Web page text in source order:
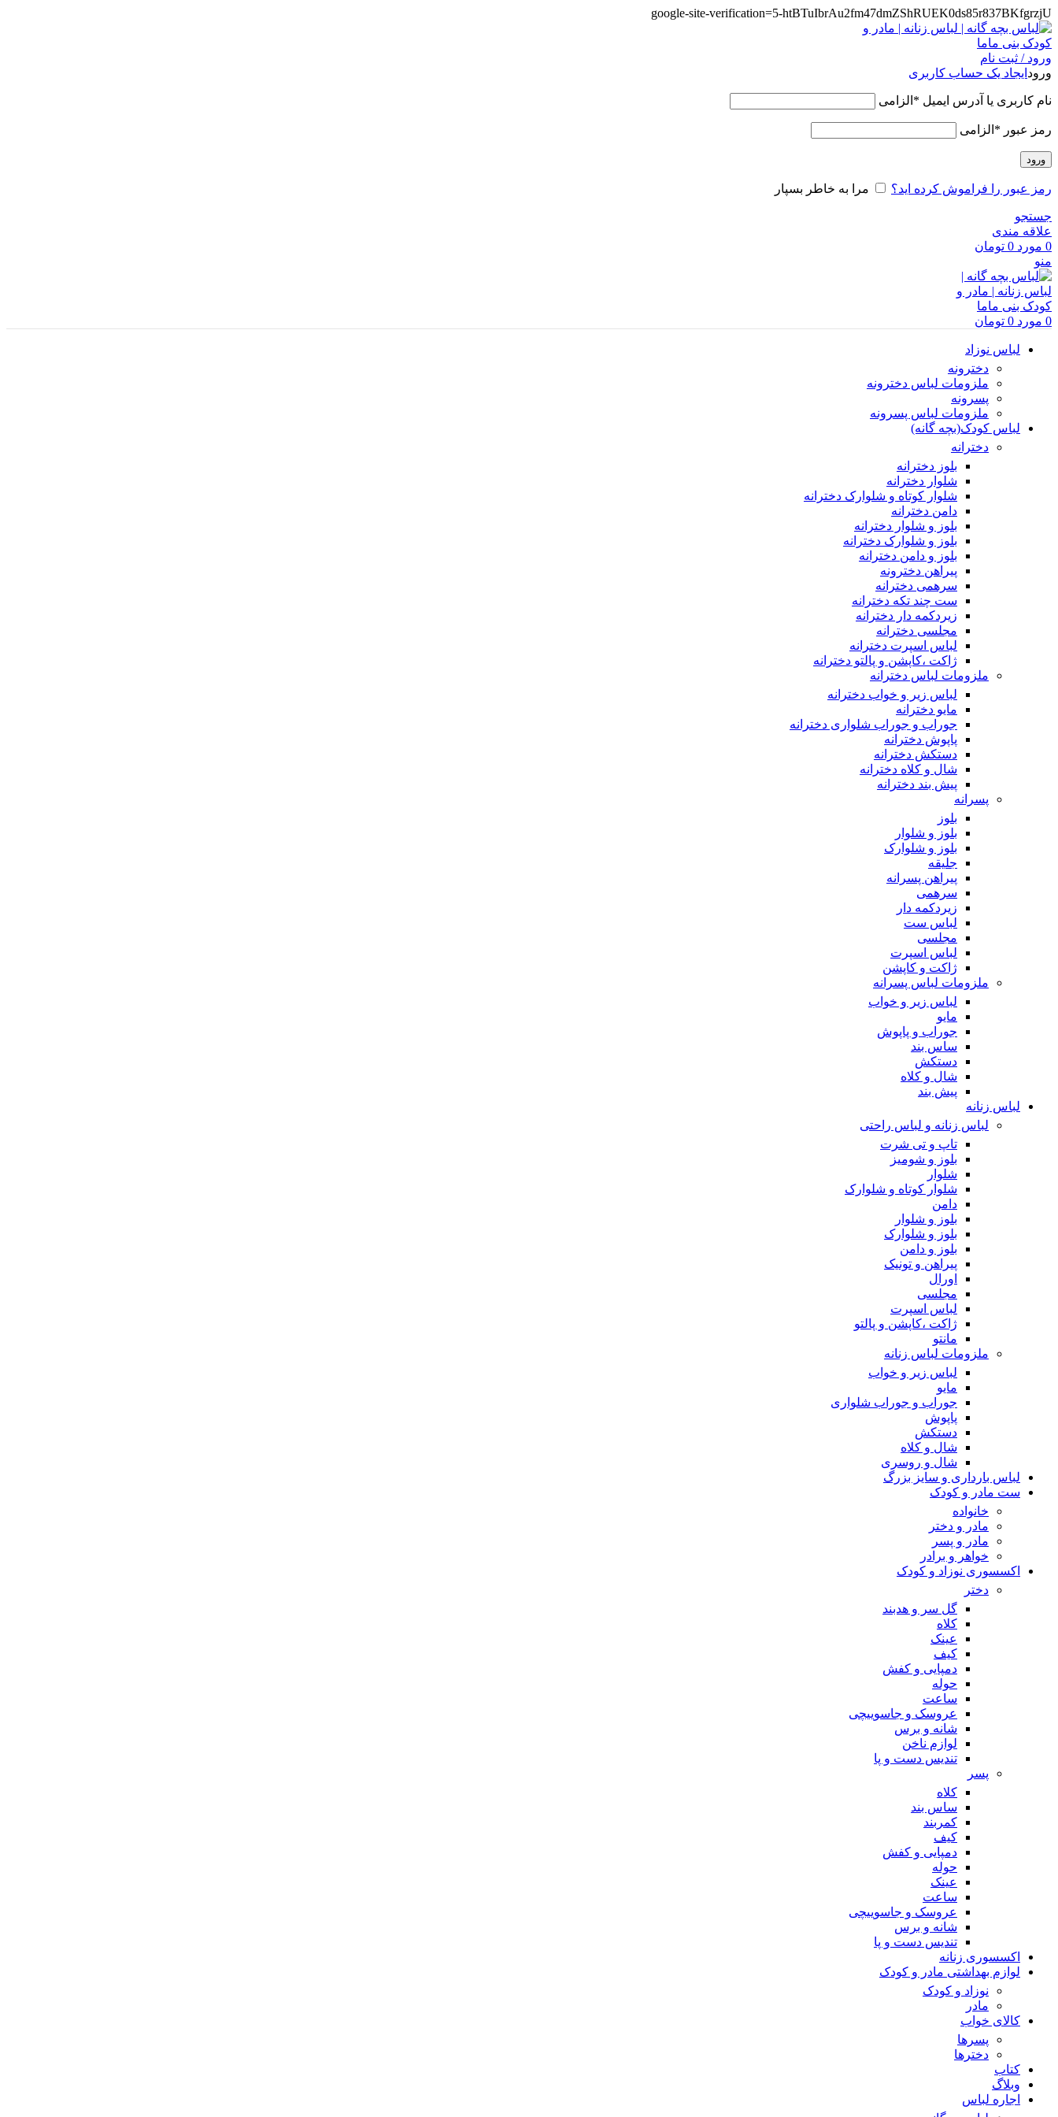
google-site-verification=5-htBTuIbrAu2fm47dmZShRUEK0ds85r837BKfgrzjU
ورود / ثبت نام
ورود ایجاد یک حساب کاربری
نام کاربری یا آدرس ایمیل * الزامی
رمز عبور * الزامی
ورود
رمز عبور را فراموش کرده اید؟ مرا به خاطر بسپار
جستجو
علاقه مندی
0 مورد 0 تومان
منو
0 مورد 0 تومان
لباس نوزاد
دخترونه
ملزومات لباس دخترونه
پسرونه
ملزومات لباس پسرونه
لباس کودک(بچه گانه)
دخترانه
بلوز دخترانه
شلوار دخترانه
شلوار کوتاه و شلوارک دخترانه
دامن دخترانه
بلوز و شلوار دخترانه
بلوز و شلوارک دخترانه
بلوز و دامن دخترانه
پیراهن دخترونه
سرهمی دخترانه
ست چند تکه دخترانه
زیردکمه دار دخترانه
مجلسی دخترانه
لباس اسپرت دخترانه
ژاکت ،کاپشن و پالتو دخترانه
ملزومات لباس دخترانه
لباس زیر و خواب دخترانه
مایو دخترانه
جوراب و جوراب شلواری دخترانه
پاپوش دخترانه
دستکش دخترانه
شال و کلاه دخترانه
پیش بند دخترانه
پسرانه
بلوز
بلوز و شلوار
بلوز و شلوارک
جلیقه
پیراهن پسرانه
سرهمی
زیردکمه دار
لباس ست
مجلسی
لباس اسپرت
ژاکت و کاپشن
ملزومات لباس پسرانه
لباس زیر و خواب
مایو
جوراب و پاپوش
ساس بند
دستکش
شال و کلاه
پیش بند
لباس زنانه
لباس زنانه و لباس راحتی
تاپ و تی شرت
بلوز و شومیز
شلوار
شلوار کوتاه و شلوارک
دامن
بلوز و شلوار
بلوز و شلوارک
بلوز و دامن
پیراهن و تونیک
اورال
مجلسی
لباس اسپرت
ژاکت ،کاپشن و پالتو
مانتو
ملزومات لباس زنانه
لباس زیر و خواب
مایو
جوراب و جوراب شلواری
پاپوش
دستکش
شال و کلاه
شال و روسری
لباس بارداری و سایز بزرگ
ست مادر و کودک
خانواده
مادر و دختر
مادر و پسر
خواهر و برادر
اکسسوری نوزاد و کودک
دختر
گل سر و هدبند
کلاه
عینک
کیف
دمپایی و کفش
حوله
ساعت
عروسک و جاسوییچی
شانه و برس
لوازم ناخن
تندیس دست و پا
پسر
کلاه
ساس بند
کمربند
کیف
دمپایی و کفش
حوله
عینک
ساعت
عروسک و جاسوییچی
شانه و برس
تندیس دست و پا
اکسسوری زنانه
لوازم بهداشتی مادر و کودک
نوزاد و کودک
مادر
کالای خواب
پسرها
دخترها
کتاب
وبلاگ
اجاره لباس